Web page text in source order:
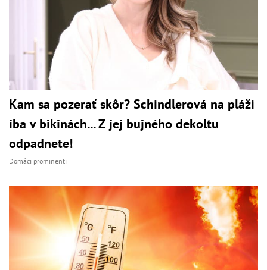
Kam sa pozerať skôr? Schindlerová na pláži
iba v bikinách... Z jej bujného dekoltu
odpadnete!
Domáci prominenti